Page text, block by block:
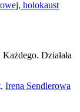
Działała
Irena Sendlerowa